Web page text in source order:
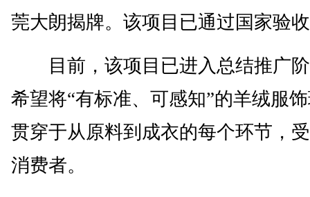
莞大朗揭牌。该项目已通过国家验
目前，该项目已进入总结推广
希望将“有标准、可感知”的羊绒服
贯穿于从原料到成衣的每个环节，
消费者。